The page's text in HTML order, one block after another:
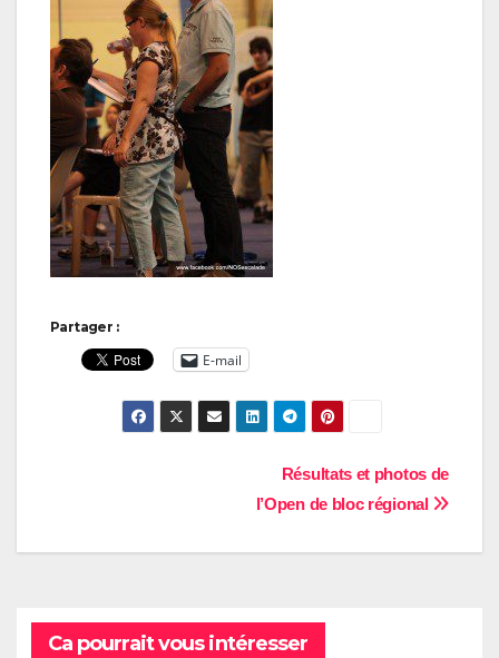
Partager :
E-mail
Résultats et photos de
l’Open de bloc régional
Ca pourrait vous intéresser